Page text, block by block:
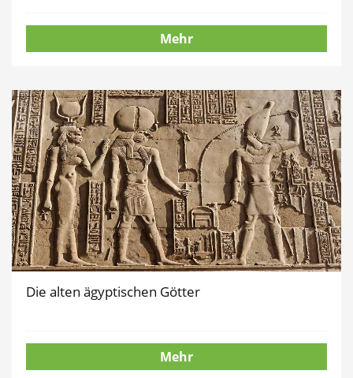
Mehr
Die alten ägyptischen Götter
Mehr